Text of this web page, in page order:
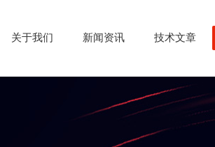
关于我们 新闻资讯 技术文章